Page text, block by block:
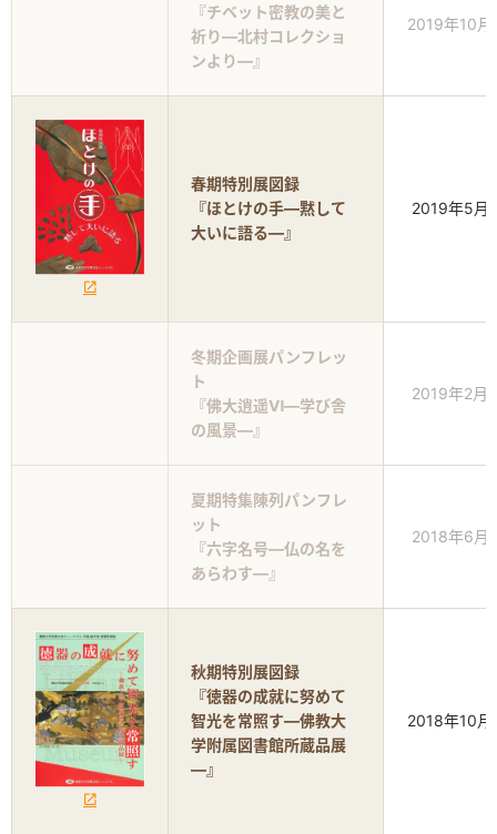
『チベット密教の美と
祈り―北村コレクショ
ンより―』
2019年10月
春期特別展図録
『ほとけの手―黙して
大いに語る―』
2019年5月
冬期企画展パンフレッ
ト
『佛大逍遥Ⅵ―学び舎
の風景―』
2019年2月
夏期特集陳列パンフレ
ット
『六字名号―仏の名を
あらわす―』
2018年6月
秋期特別展図録
『徳器の成就に努めて
智光を常照す―佛教大
学附属図書館所蔵品展
―』
2018年10月